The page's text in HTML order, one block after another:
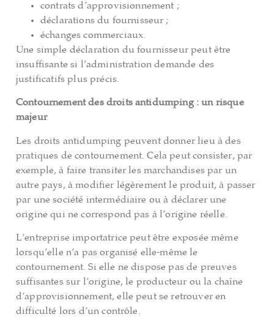
contrats d’approvisionnement ;
déclarations du fournisseur ;
échanges commerciaux.
Une simple déclaration du fournisseur peut être
insuffisante si l’administration demande des
justificatifs plus précis.
Contournement des droits antidumping : un risque
majeur
Les droits antidumping peuvent donner lieu à des
pratiques de contournement. Cela peut consister, par
exemple, à faire transiter les marchandises par un
autre pays, à modifier légèrement le produit, à passer
par une société intermédiaire ou à déclarer une
origine qui ne correspond pas à l’origine réelle.
L’entreprise importatrice peut être exposée même
lorsqu’elle n’a pas organisé elle-même le
contournement. Si elle ne dispose pas de preuves
suffisantes sur l’origine, le producteur ou la chaîne
d’approvisionnement, elle peut se retrouver en
difficulté lors d’un contrôle.